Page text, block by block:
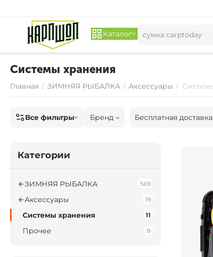
Каталог
Системы хранения
Главная / ЗИМНЯЯ РЫБАЛКА / Аксессуары /
Все фильтры Бренд Бесплатная доставка
Категории
ЗИМНЯЯ РЫБАЛКА 569
Аксессуары 19
Системы хранения 11
Прочее 8